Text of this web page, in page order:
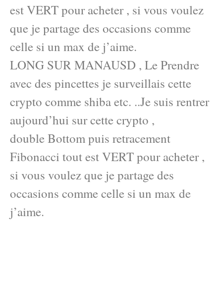
est VERT pour acheter , si vous voulez
que je partage des occasions comme
celle si un max de j’aime.
LONG SUR MANAUSD , Le Prendre
avec des pincettes je surveillais cette
crypto comme shiba etc. ..Je suis rentrer
aujourd’hui sur cette crypto ,
double Bottom puis retracement
Fibonacci tout est VERT pour acheter ,
si vous voulez que je partage des
occasions comme celle si un max de
j’aime.